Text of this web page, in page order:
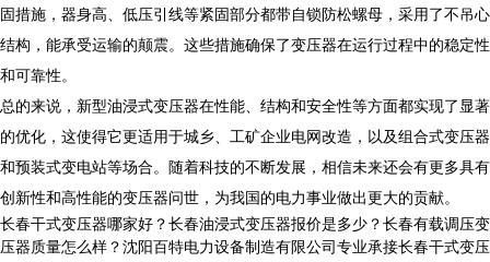
固措施，器身高、低压引线等紧固部分都带自锁防松螺母，采用了不吊心
结构，能承受运输的颠震。这些措施确保了变压器在运行过程中的稳定性
和可靠性。
总的来说，新型油浸式变压器在性能、结构和安全性等方面都实现了显著
的优化，这使得它更适用于城乡、工矿企业电网改造，以及组合式变压器
和预装式变电站等场合。随着科技的不断发展，相信未来还会有更多具有
创新性和高性能的变压器问世，为我国的电力事业做出更大的贡献。
长春干式变压器哪家好？长春油浸式变压器报价是多少？长春有载调压变
压器质量怎么样？沈阳百特电力设备制造有限公司专业承接长春干式变压